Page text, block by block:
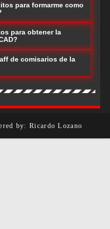
para formarme como
para obtener la
de comisarios de la
by: Ricardo Lozano